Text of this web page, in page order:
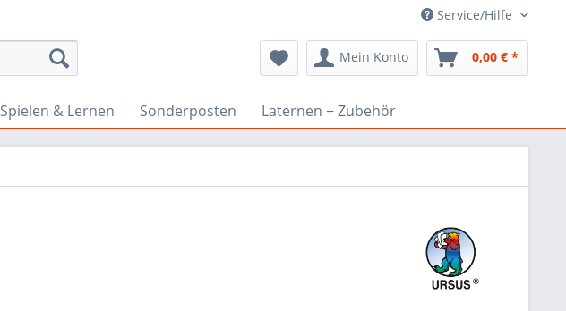
Service/Hilfe
Mein Konto 0,00 € *
Spielen & Lernen Sonderposten Laternen + Zubehör